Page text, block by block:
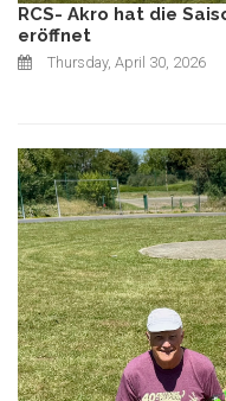
RCS- Akro hat die
eröffnet
Thursday, April 30, 2026